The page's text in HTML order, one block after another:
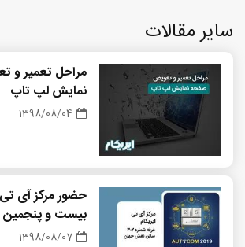
سایر مقالات
مراحل تعمیر
نمایش لپ تاپ
1398/08/04
حضور مرکز آی تی
بیست و پنجمین
المللی اتوکام
1398/08/07